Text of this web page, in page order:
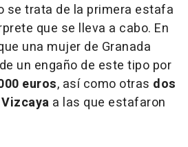
se trata de la primera estafa
que se lleva a cabo. En
una mujer de Granada
un engaño de este tipo por
euros, así como otras dos
a las que estafaron